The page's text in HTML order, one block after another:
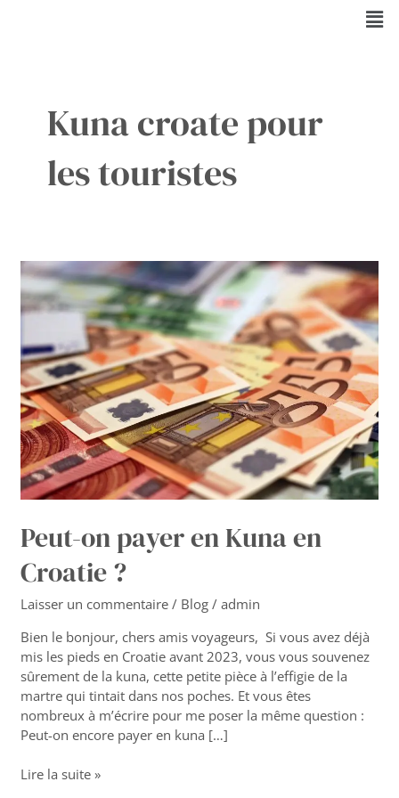
Kuna croate pour
les touristes
Peut-on payer en Kuna en
Croatie ?
Laisser un commentaire / Blog /admin
Bien le bonjour, chers amis voyageurs, Si vous avez déjà
mis les pieds en Croatie avant 2023, vous vous souvenez
sûrement de la kuna, cette petite pièce à l’effigie de la
martre qui tintait dans nos poches. Et vous êtes
nombreux à m’écrire pour me poser la même question :
Peut-on encore payer en kuna […]
Peut-
on
payer
Kuna
en
Croatie
?
Lire la suite »